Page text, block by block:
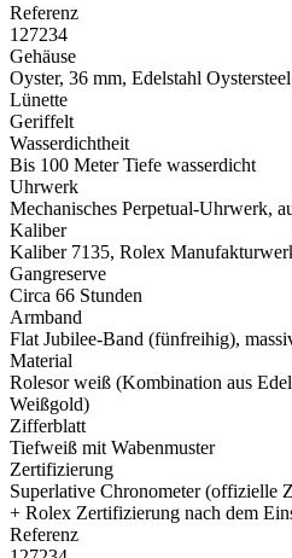
Referenz
127234
Gehäuse
Oyster, 36 mm, Edelstahl
Lünette
Geriffelt
Wasserdichtheit
Bis 100 Meter Tiefe wasserdicht
Uhrwerk
Mechanisches Perpetual-Uhrwerk,
Kaliber
Kaliber 7135, Rolex
Gangreserve
Circa 66 Stunden
Armband
Flat Jubilee-Band (fünfreihig),
Material
Rolesor weiß (Kombination aus
Weißgold)
Zifferblatt
Tiefweiß mit Wabenmuster
Zertifizierung
Superlative Chronometer (offizielle
+ Rolex Zertifizierung nach dem
Referenz